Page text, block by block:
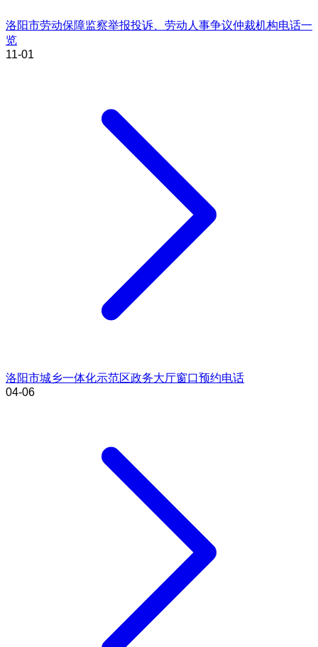
洛阳市劳动保障监察举报投诉、劳动人事争议仲裁机构电话一
览
11-01
洛阳市城乡一体化示范区政务大厅窗口预约电话
04-06